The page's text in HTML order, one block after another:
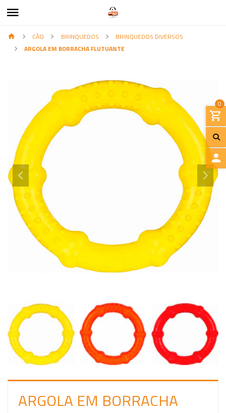
0
I
I
E
S
S
O
CÃO BRINQUEDOS
BRINQUEDOS DIVERSOS
ARGOLA EM BORRACHA FLUTUANTE
ARGOLA EM BORRACHA